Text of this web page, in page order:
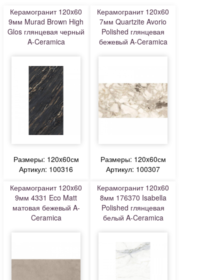
Керамогранит 120x60
9мм Murad Brown High
Glos глянцевая черный
A-Ceramica
Размеры: 120x60см
Артикул: 100316
Керамогранит 120x60
7мм Quartzite Avorio
Polished глянцевая
бежевый A-Ceramica
Размеры: 120x60см
Артикул: 100307
Керамогранит 120x60
9мм 4331 Eco Matt
матовая бежевый A-
Ceramica
Керамогранит 120x60
8мм 176370 Isabella
Polished глянцевая
белый A-Ceramica